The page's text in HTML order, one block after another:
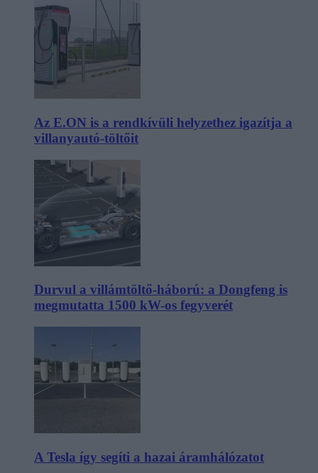
Az E.ON is a rendkívüli helyzethez igazítja a
villanyautó-töltőit
Durvul a villámtöltő-háború: a Dongfeng is
megmutatta 1500 kW-os fegyverét
A Tesla így segíti a hazai áramhálózatot